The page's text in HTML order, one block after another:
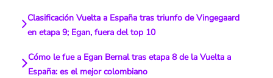
Clasificación Vuelta a España tras triunfo de Vingegaard
en etapa 9; Egan, fuera del top 10
Cómo le fue a Egan Bernal tras etapa 8 de la Vuelta a
España: es el mejor colombiano